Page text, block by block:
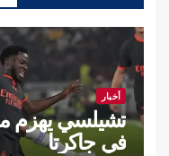
أخبار
تشيلسي يهزم
في جاكرتا